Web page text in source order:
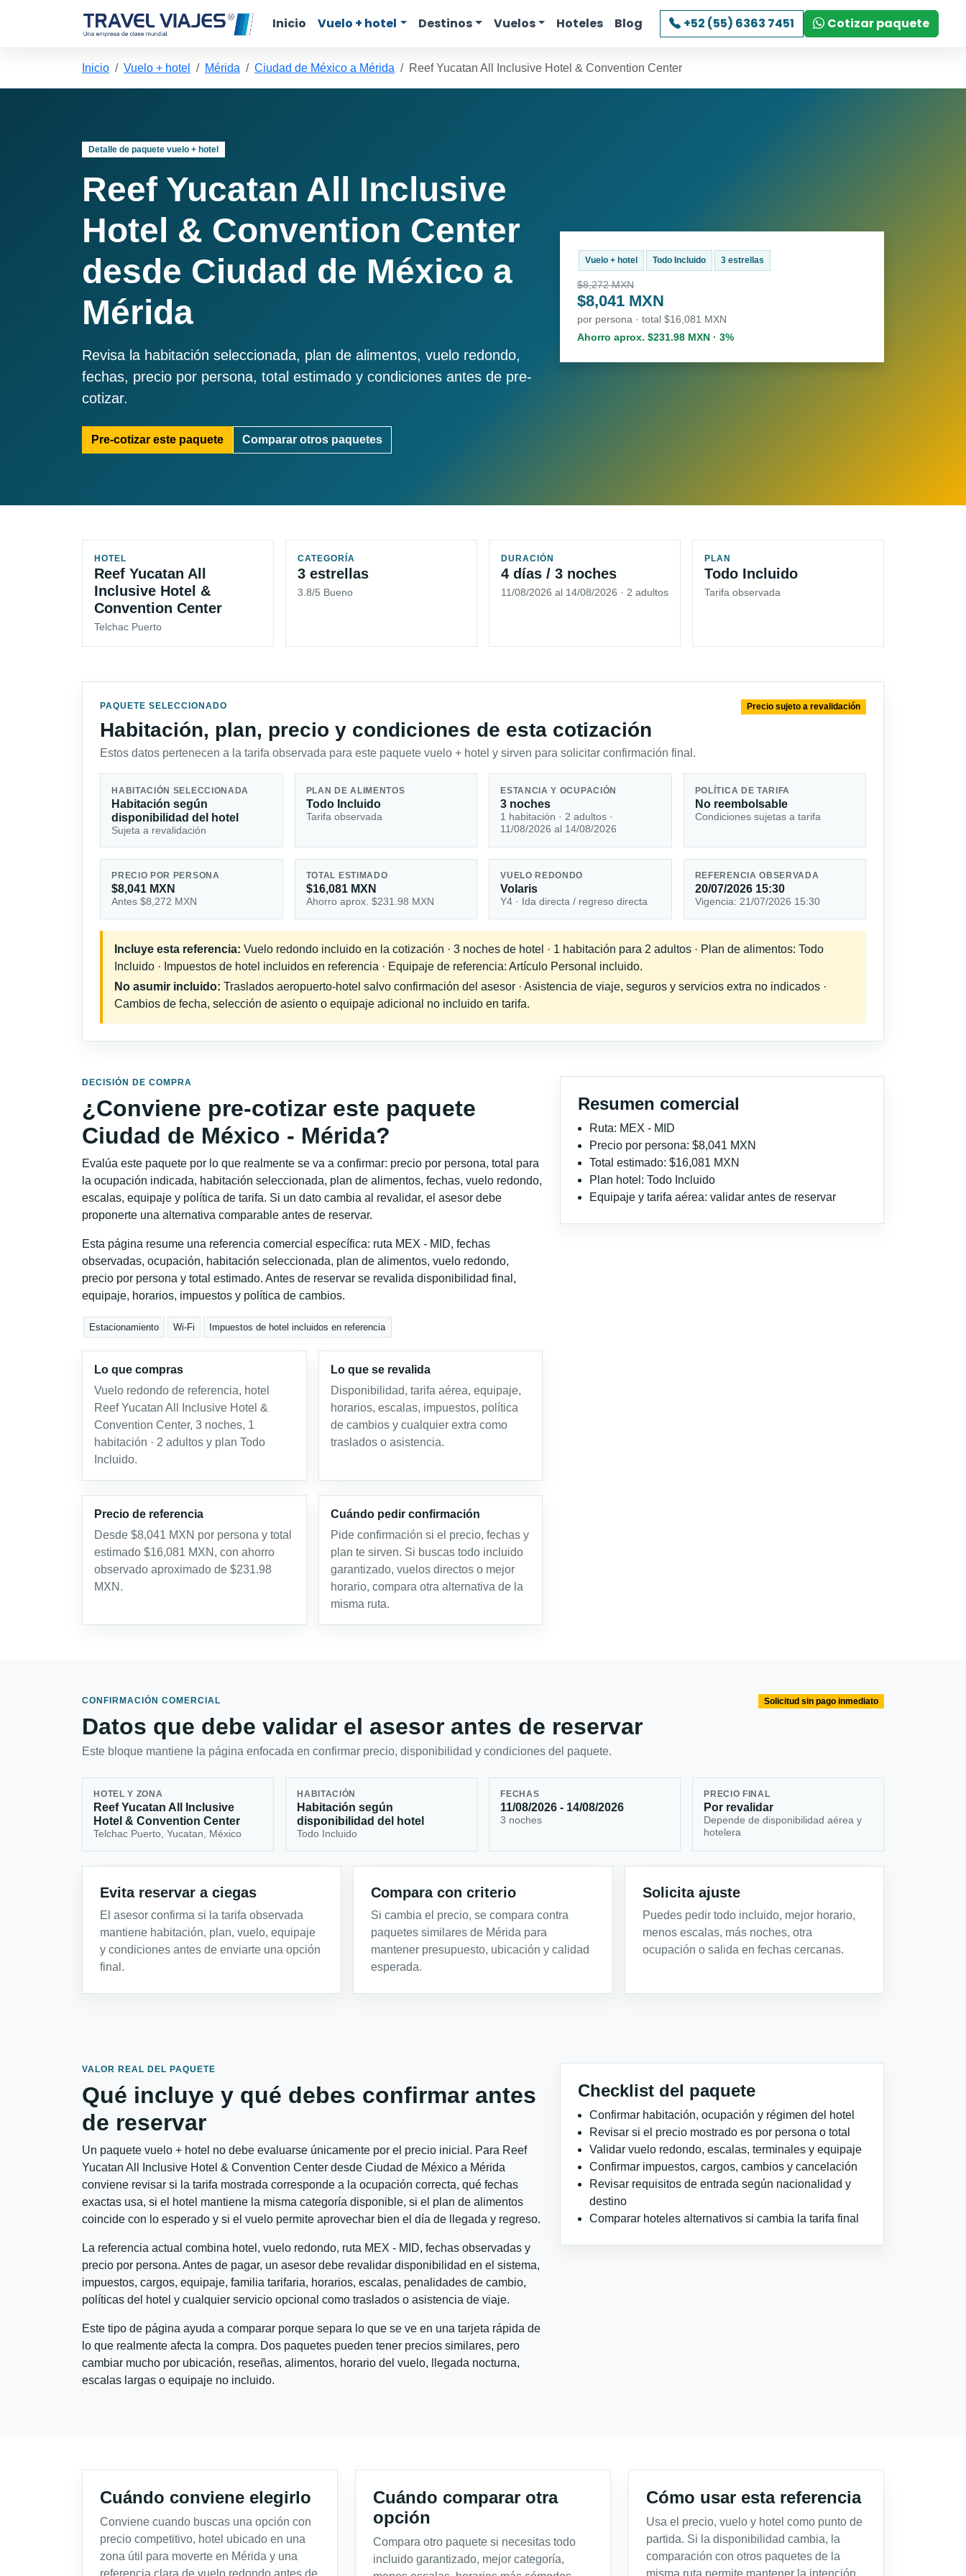
Inicio Vuelo + hotel Destinos Vuelos Hoteles Blog +52 (55) 6363 7451 Cotizar paquete
Inicio Vuelo + hotel Mérida Ciudad de México a Mérida Reef Yucatan All Inclusive Hotel & Convention Center
Detalle de paquete vuelo + hotel
Reef Yucatan All Inclusive
Hotel & Convention Center
desde Ciudad de México a
Mérida
Revisa la habitación seleccionada, plan de alimentos, vuelo redondo,
fechas, precio por persona, total estimado y condiciones antes de pre-
cotizar.
Pre-cotizar este paquete Comparar otros paquetes
Vuelo + hotel Todo Incluido 3 estrellas
$8,272 MXN
$8,041 MXN
por persona · total $16,081 MXN
Ahorro aprox. $231.98 MXN · 3%
HOTEL
Reef Yucatan All
Inclusive Hotel &
Convention Center
Telchac Puerto
CATEGORÍA
3 estrellas
3.8/5 Bueno
DURACIÓN
4 días / 3 noches
11/08/2026 al 14/08/2026 · 2 adultos
PLAN
Todo Incluido
Tarifa observada
PAQUETE SELECCIONADO
Habitación, plan, precio y condiciones de esta cotización
Estos datos pertenecen a la tarifa observada para este paquete vuelo + hotel y sirven para solicitar confirmación final.
Precio sujeto a revalidación
HABITACIÓN SELECCIONADA
Habitación según
disponibilidad del hotel
Sujeta a revalidación
PLAN DE ALIMENTOS
Todo Incluido
Tarifa observada
ESTANCIA Y OCUPACIÓN
3 noches
1 habitación · 2 adultos ·
11/08/2026 al 14/08/2026
POLÍTICA DE TARIFA
No reembolsable
Condiciones sujetas a tarifa
PRECIO POR PERSONA
$8,041 MXN
Antes $8,272 MXN
TOTAL ESTIMADO
$16,081 MXN
Ahorro aprox. $231.98 MXN
VUELO REDONDO
Volaris
Y4 · Ida directa / regreso directa
REFERENCIA OBSERVADA
20/07/2026 15:30
Vigencia: 21/07/2026 15:30
Incluye esta referencia: Vuelo redondo incluido en la cotización · 3 noches de hotel · 1 habitación para 2 adultos · Plan de alimentos: Todo
Incluido · Impuestos de hotel incluidos en referencia · Equipaje de referencia: Artículo Personal incluido.
No asumir incluido: Traslados aeropuerto-hotel salvo confirmación del asesor · Asistencia de viaje, seguros y servicios extra no indicados ·
Cambios de fecha, selección de asiento o equipaje adicional no incluido en tarifa.
DECISIÓN DE COMPRA
¿Conviene pre-cotizar este paquete
Ciudad de México - Mérida?
Evalúa este paquete por lo que realmente se va a confirmar: precio por persona, total para
la ocupación indicada, habitación seleccionada, plan de alimentos, fechas, vuelo redondo,
escalas, equipaje y política de tarifa. Si un dato cambia al revalidar, el asesor debe
proponerte una alternativa comparable antes de reservar.
Esta página resume una referencia comercial específica: ruta MEX - MID, fechas
observadas, ocupación, habitación seleccionada, plan de alimentos, vuelo redondo,
precio por persona y total estimado. Antes de reservar se revalida disponibilidad final,
equipaje, horarios, impuestos y política de cambios.
Estacionamiento Wi-Fi Impuestos de hotel incluidos en referencia
Lo que compras
Vuelo redondo de referencia, hotel
Reef Yucatan All Inclusive Hotel &
Convention Center, 3 noches, 1
habitación · 2 adultos y plan Todo
Incluido.
Lo que se revalida
Disponibilidad, tarifa aérea, equipaje,
horarios, escalas, impuestos, política
de cambios y cualquier extra como
traslados o asistencia.
Precio de referencia
Desde $8,041 MXN por persona y total
estimado $16,081 MXN, con ahorro
observado aproximado de $231.98
MXN.
Cuándo pedir confirmación
Pide confirmación si el precio, fechas y
plan te sirven. Si buscas todo incluido
garantizado, vuelos directos o mejor
horario, compara otra alternativa de la
misma ruta.
Resumen comercial
Ruta: MEX - MID
Precio por persona: $8,041 MXN
Total estimado: $16,081 MXN
Plan hotel: Todo Incluido
Equipaje y tarifa aérea: validar antes de reservar
CONFIRMACIÓN COMERCIAL
Datos que debe validar el asesor antes de reservar
Este bloque mantiene la página enfocada en confirmar precio, disponibilidad y condiciones del paquete.
Solicitud sin pago inmediato
HOTEL Y ZONA
Reef Yucatan All Inclusive
Hotel & Convention Center
Telchac Puerto, Yucatan, México
HABITACIÓN
Habitación según
disponibilidad del hotel
Todo Incluido
FECHAS
11/08/2026 - 14/08/2026
3 noches
PRECIO FINAL
Por revalidar
Depende de disponibilidad aérea y
hotelera
Evita reservar a ciegas
El asesor confirma si la tarifa observada
mantiene habitación, plan, vuelo, equipaje
y condiciones antes de enviarte una opción
final.
Compara con criterio
Si cambia el precio, se compara contra
paquetes similares de Mérida para
mantener presupuesto, ubicación y calidad
esperada.
Solicita ajuste
Puedes pedir todo incluido, mejor horario,
menos escalas, más noches, otra
ocupación o salida en fechas cercanas.
VALOR REAL DEL PAQUETE
Qué incluye y qué debes confirmar antes
de reservar
Un paquete vuelo + hotel no debe evaluarse únicamente por el precio inicial. Para Reef
Yucatan All Inclusive Hotel & Convention Center desde Ciudad de México a Mérida
conviene revisar si la tarifa mostrada corresponde a la ocupación correcta, qué fechas
exactas usa, si el hotel mantiene la misma categoría disponible, si el plan de alimentos
coincide con lo esperado y si el vuelo permite aprovechar bien el día de llegada y regreso.
La referencia actual combina hotel, vuelo redondo, ruta MEX - MID, fechas observadas y
precio por persona. Antes de pagar, un asesor debe revalidar disponibilidad en el sistema,
impuestos, cargos, equipaje, familia tarifaria, horarios, escalas, penalidades de cambio,
políticas del hotel y cualquier servicio opcional como traslados o asistencia de viaje.
Este tipo de página ayuda a comparar porque separa lo que se ve en una tarjeta rápida de
lo que realmente afecta la compra. Dos paquetes pueden tener precios similares, pero
cambiar mucho por ubicación, reseñas, alimentos, horario del vuelo, llegada nocturna,
escalas largas o equipaje no incluido.
Checklist del paquete
Confirmar habitación, ocupación y régimen del hotel
Revisar si el precio mostrado es por persona o total
Validar vuelo redondo, escalas, terminales y equipaje
Confirmar impuestos, cargos, cambios y cancelación
Revisar requisitos de entrada según nacionalidad y
destino
Comparar hoteles alternativos si cambia la tarifa final
Cuándo conviene elegirlo
Conviene cuando buscas una opción con
precio competitivo, hotel ubicado en una
zona útil para moverte en Mérida y una
referencia clara de vuelo redondo antes de
Cuándo comparar otra
opción
Compara otro paquete si necesitas todo
incluido garantizado, mejor categoría,
Cómo usar esta referencia
Usa el precio, vuelo y hotel como punto de
partida. Si la disponibilidad cambia, la
comparación con otros paquetes de la
misma ruta permite mantener la intención